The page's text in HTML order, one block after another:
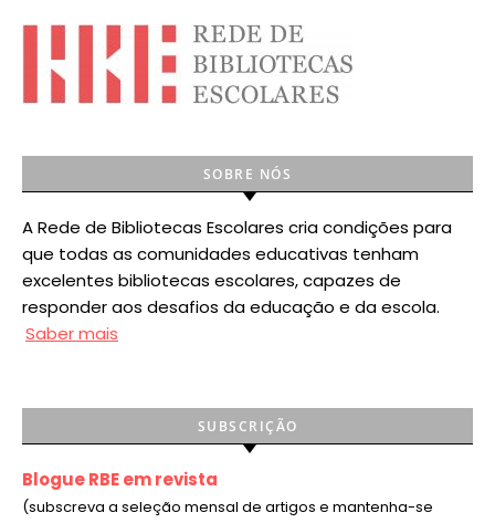
SOBRE NÓS
A Rede de Bibliotecas Escolares cria condições para
que todas as comunidades educativas tenham
excelentes bibliotecas escolares, capazes de
responder aos desafios da educação e da escola.
Saber mais
SUBSCRIÇÃO
Blogue RBE em revista
(subscreva a seleção mensal de artigos e mantenha-se